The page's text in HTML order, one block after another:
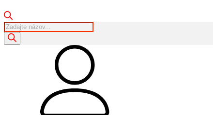
Products
search